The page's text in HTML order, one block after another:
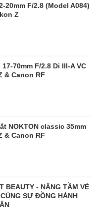
20mm F/2.8 (Model A084)
Z
70mm F/2.8 Di III-A VC
& Canon RF
NOKTON classic 35mm
& Canon RF
BEAUTY - NÂNG TẦM VẺ
SỰ ĐỒNG HÀNH